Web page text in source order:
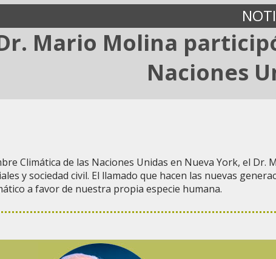
Mario Molina
Naciones
Climática de las Naciones Unidas en Nueva York, el
y sociedad civil. El llamado que hacen las nuevas
a favor de nuestra propia especie humana.